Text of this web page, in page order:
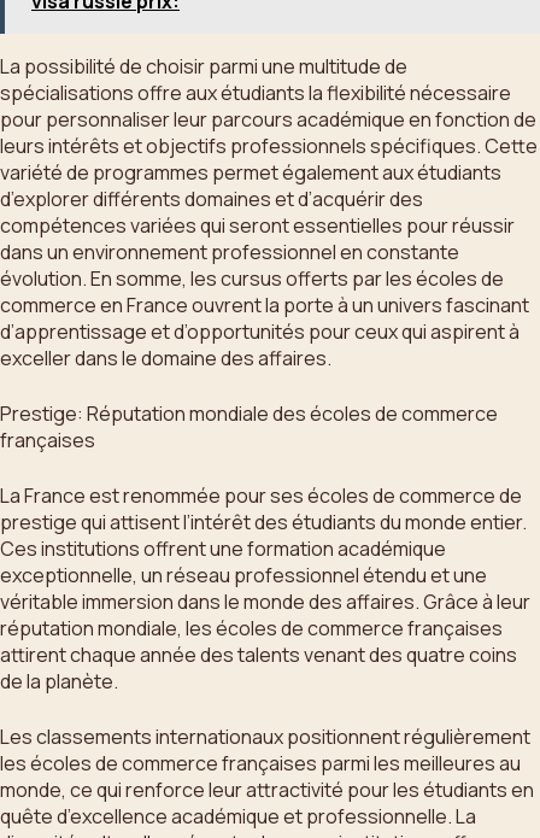
La possibilité de choisir parmi une multitude de
spécialisations offre aux étudiants la flexibilité nécessaire
pour personnaliser leur parcours académique en fonction de
leurs intérêts et objectifs professionnels spécifiques. Cette
variété de programmes permet également aux étudiants
d’explorer différents domaines et d’acquérir des
compétences variées qui seront essentielles pour réussir
dans un environnement professionnel en constante
évolution. En somme, les cursus offerts par les écoles de
commerce en France ouvrent la porte à un univers fascinant
d’apprentissage et d’opportunités pour ceux qui aspirent à
exceller dans le domaine des affaires.
Prestige: Réputation mondiale des écoles de commerce
françaises
La France est renommée pour ses écoles de commerce de
prestige qui attisent l’intérêt des étudiants du monde entier.
Ces institutions offrent une formation académique
exceptionnelle, un réseau professionnel étendu et une
véritable immersion dans le monde des affaires. Grâce à leur
réputation mondiale, les écoles de commerce françaises
attirent chaque année des talents venant des quatre coins
de la planète.
Les classements internationaux positionnent régulièrement
les écoles de commerce françaises parmi les meilleures au
monde, ce qui renforce leur attractivité pour les étudiants en
quête d’excellence académique et professionnelle. La